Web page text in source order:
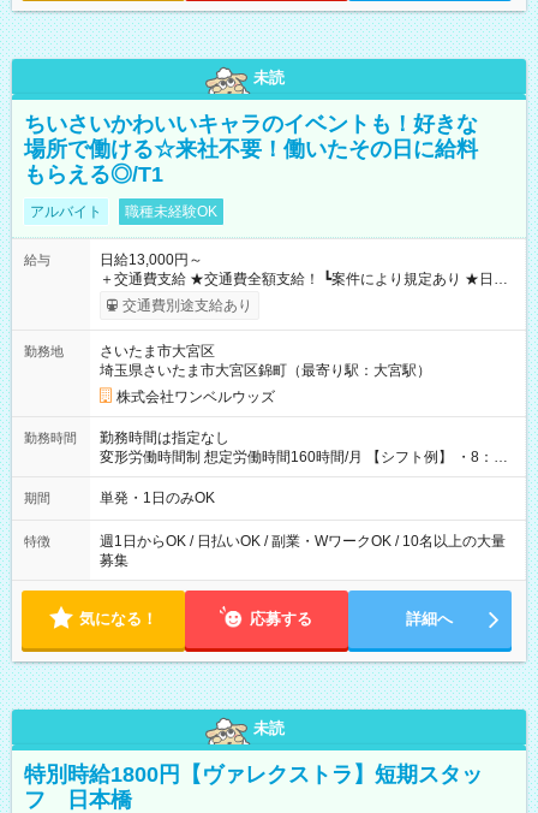
未読
ちいさいかわいいキャラのイベントも！好きな
場所で働ける☆来社不要！働いたその日に給料
もらえる◎/T1
アルバイト 職種未経験OK
給与
日給13,000円～
＋交通費支給 ★交通費全額支給！ ┗案件により規定あり ★日払
いOK！（規定あり） ┗働いたその日に現金GET♪ お仕事後はコ
ンビニATMから 日払い分を引き落とせます！ 【試用期間】試
交通費別途支給あり
勤務地
さいたま市大宮区
埼玉県さいたま市大宮区錦町（最寄り駅：大宮駅）
株式会社ワンベルウッズ
勤務時間
勤務時間は指定なし
変形労働時間制 想定労働時間160時間/月 【シフト例】 ・8：00
～21：00
期間 単発・1日のみOK
特徴
週1日からOK / 日払いOK / 副業・WワークOK / 10名以上の大量
募集
気になる！ 応募する 詳細へ
未読
特別時給1800円【ヴァレクストラ】短期スタッ
フ 日本橋